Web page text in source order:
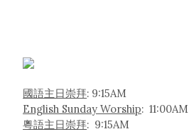
國語主日崇拜: 9:15AM
English Sunday Worship: 11:00AM
粵語主日崇拜: 9:15AM